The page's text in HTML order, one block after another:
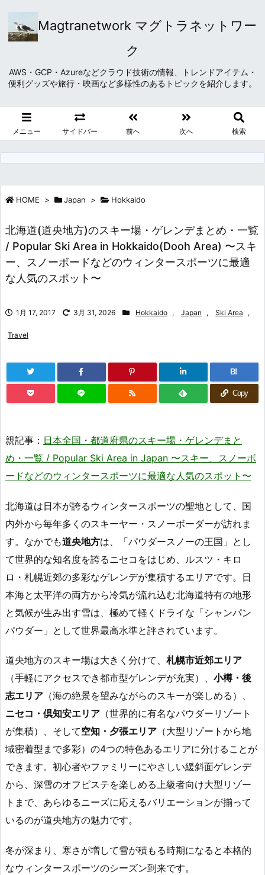
Magtranetwork マグトラネットワー
ク
AWS・GCP・Azureなどクラウド技術の情報、トレンドアイテム・
便利グッズや旅行・映画など多様性のあるトピックを紹介します。
メニュー サイドバー 前へ 次へ 検索
HOME > Japan > Hokkaido
北海道(道央地方)のスキー場・ゲレンデまとめ・一覧
/ Popular Ski Area in Hokkaido(Dooh Area) 〜スキ
ー、スノーボードなどのウィンタースポーツに最適
な人気のスポット〜
1月 17, 2017 3月 31, 2026 Hokkaido , Japan , Ski Area ,
Travel
B!
Copy
親記事： 日本全国・都道府県のスキー場・ゲレンデまと
め・一覧 / Popular Ski Area in Japan 〜スキー、スノーボ
ードなどのウィンタースポーツに最適な人気のスポット〜
北海道は日本が誇るウィンタースポーツの聖地として、国
内外から毎年多くのスキーヤー・スノーボーダーが訪れま
す。なかでも道央地方は、「パウダースノーの王国」とし
て世界的な知名度を誇るニセコをはじめ、ルスツ・キロ
ロ・札幌近郊の多彩なゲレンデが集積するエリアです。日
本海と太平洋の両方から冷気が流れ込む北海道特有の地形
と気候が生み出す雪は、極めて軽くドライな「シャンパン
パウダー」として世界最高水準と評されています。
道央地方のスキー場は大きく分けて、 札幌市近郊エリア
（手軽にアクセスでき都市型ゲレンデが充実）、 小樽・後
志エリア （海の絶景を望みながらのスキーが楽しめる）、
ニセコ・倶知安エリア （世界的に有名なパウダーリゾート
が集積）、そして空知・夕張エリア （大型リゾートから地
域密着型まで多彩）の4つの特色あるエリアに分けることが
できます。初心者やファミリーにやさしい緩斜面ゲレンデ
から、深雪のオフピステを楽しめる上級者向け大型リゾー
トまで、あらゆるニーズに応えるバリエーションが揃って
いるのが道央地方の魅力です。
冬が深まり、寒さが増して雪が積もる時期になると本格的
なウィンタースポーツのシーズン到来です。